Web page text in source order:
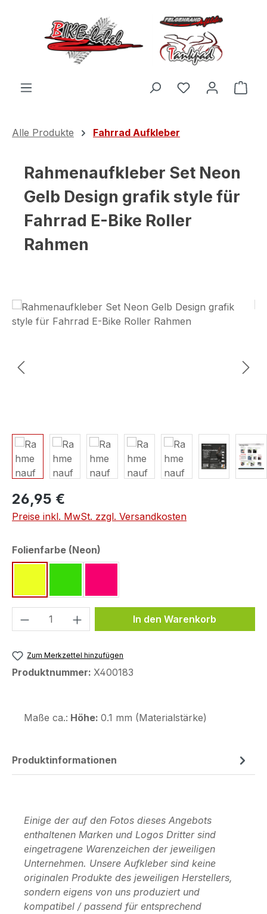
Zum Hauptinhalt springen
Du hast 0
Alle Produkte Fahrrad Aufkleber
Rahmenaufkleber Set Neon
Gelb Design grafik style für
Fahrrad E-Bike Roller
Rahmen
Bildergalerie überspringen
26,95 €
Preise inkl. MwSt. zzgl. Versandkosten
Folienfarbe (Neon)
Produkt Anzahl: Gib denIn den Warenkorb
Zum Merkzettel hinzufügen
Produktnummer: X400183
Maße ca.: Höhe: 0.1 mm (Materialstärke)
Produktinformationen
Einige der auf den Fotos dieses Angebots
enthaltenen Marken und Logos Dritter sind
eingetragene Warenzeichen der jeweiligen
Unternehmen. Unsere Aufkleber sind keine
originalen Produkte des jeweiligen Herstellers,
sondern eigens von uns produziert und
kompatibel / passend für entsprechend